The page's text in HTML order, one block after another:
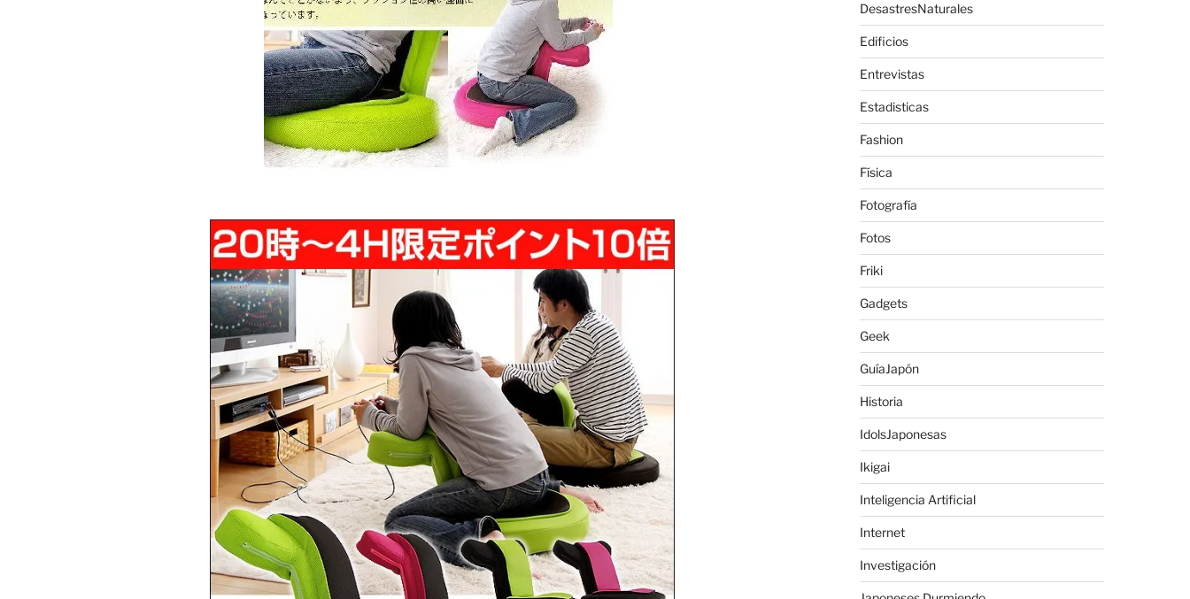
DesastresNaturales
Edificios
Entrevistas
Estadisticas
Fashion
Física
Fotografía
Fotos
Friki
Gadgets
Geek
GuíaJapón
Historia
IdolsJaponesas
Ikigai
Inteligencia Artificial
Internet
Investigación